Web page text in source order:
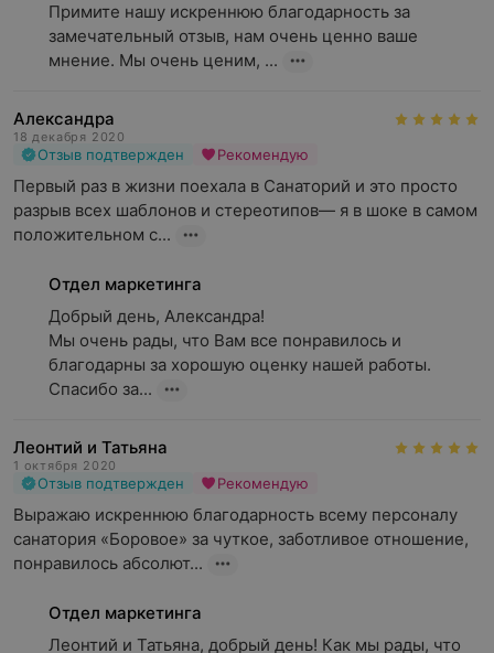
Примите нашу искреннюю благодарность за
замечательный отзыв, нам очень ценно ваше
мнение. Мы очень ценим, ...
Александра
18 декабря 2020
Отзыв подтвержден Рекомендую
Первый раз в жизни поехала в Санаторий и это просто
разрыв всех шаблонов и стереотипов— я в шоке в самом
положительном с...
Отдел маркетинга
Добрый день, Александра!
Мы очень рады, что Вам все понравилось и
благодарны за хорошую оценку нашей работы.
Спасибо за...
Леонтий и Татьяна
1 октября 2020
Отзыв подтвержден Рекомендую
Выражаю искреннюю благодарность всему персоналу
санатория «Боровое» за чуткое, заботливое отношение,
понравилось абсолют...
Отдел маркетинга
Леонтий и Татьяна, добрый день! Как мы рады, что